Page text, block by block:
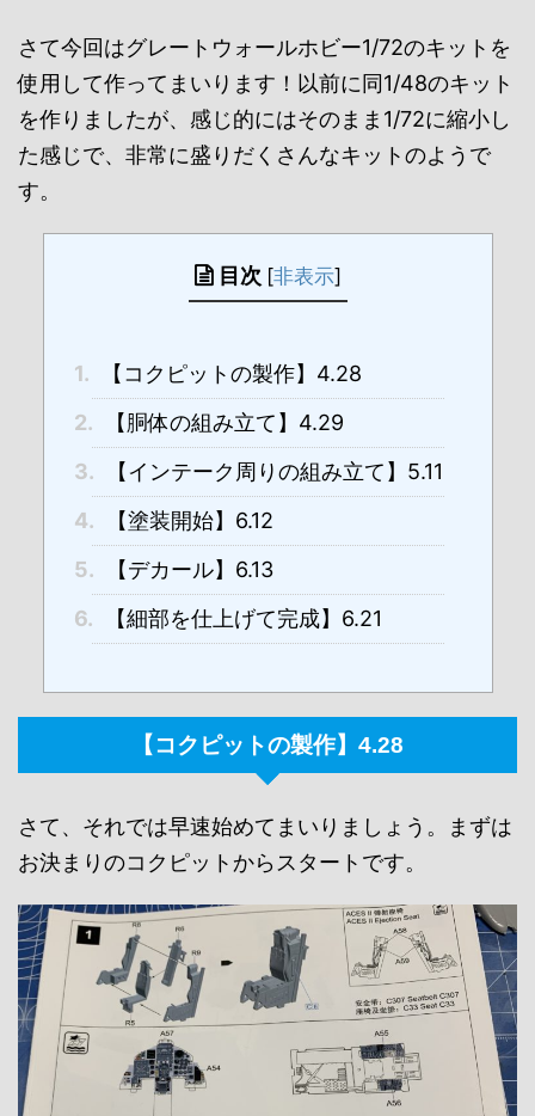
さて今回はグレートウォールホビー1/72のキットを
使用して作ってまいります！以前に同1/48のキット
を作りましたが、感じ的にはそのまま1/72に縮小し
た感じで、非常に盛りだくさんなキットのようで
す。
目次 [非表示]
1.
【コクピットの製作】4.28
2.
【胴体の組み立て】4.29
3.
【インテーク周りの組み立て】5.11
4.
【塗装開始】6.12
5.
【デカール】6.13
6.
【細部を仕上げて完成】6.21
【コクピットの製作】4.28
さて、それでは早速始めてまいりましょう。まずは
お決まりのコクピットからスタートです。